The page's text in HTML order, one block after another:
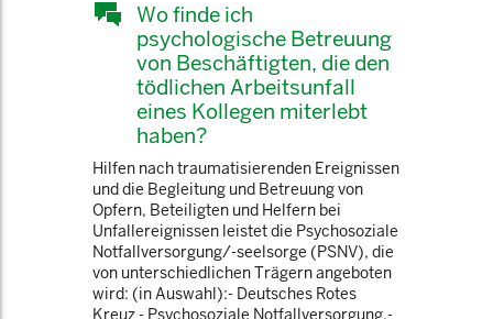
Wo finde ich
psychologische Betreuung
von Beschäftigten, die den
tödlichen Arbeitsunfall
eines Kollegen miterlebt
haben?
Hilfen nach traumatisierenden Ereignissen
und die Begleitung und Betreuung von
Opfern, Beteiligten und Helfern bei
Unfallereignissen leistet die Psychosoziale
Notfallversorgung/-seelsorge (PSNV), die
von unterschiedlichen Trägern angeboten
wird: (in Auswahl):- Deutsches Rotes
Kreuz - Psychosoziale Notfallversorgung,-